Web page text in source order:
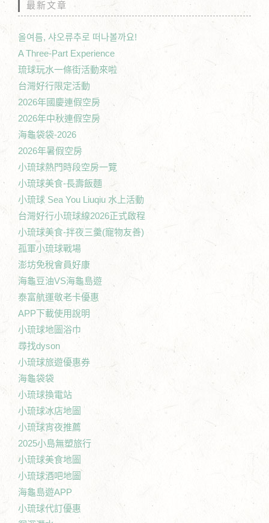
最新文章
올여름, 샤오류추로 떠나볼까요!
A Three-Part Experience
琉球玩水一條街活動來啦
台灣好行限定活動
2026年國慶連假空房
2026年中秋連假空房
海龜袋袋-2026
2026年暑假空房
小琉球熱門時段空房一覽
小琉球美食-長壽飯麵
小琉球 Sea You Liuqiu 水上活動
台灣好行小琉球線2026正式啟程
小琉球美食-拌夜三羹(寵物友善)
孤軍小琉球戰場
澎坊免稅會員好康
海龜豆油VS海龜島遊
泰富航運敬老卡優惠
APP下載使用說明
小琉球地圖浴巾
尋找dyson
小琉球旅遊優惠券
海龜袋袋
小琉球換電站
小琉球冰店地圖
小琉球宵夜推薦
2025小島無塑旅行
小琉球美食地圖
小琉球酒吧地圖
海龜島遊APP
小琉球代訂優惠